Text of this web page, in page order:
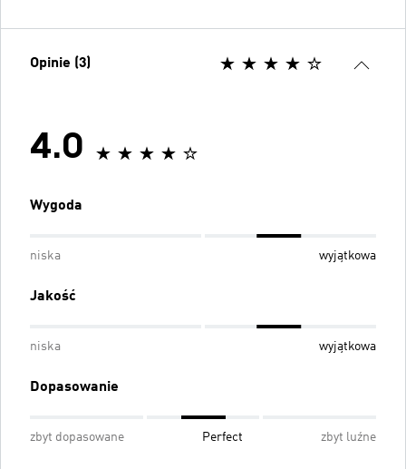
Opinie (3)
4.0
Wygoda
niska wyjątkowa
Jakość
niska wyjątkowa
Dopasowanie
zbyt dopasowane Perfect zbyt luźne